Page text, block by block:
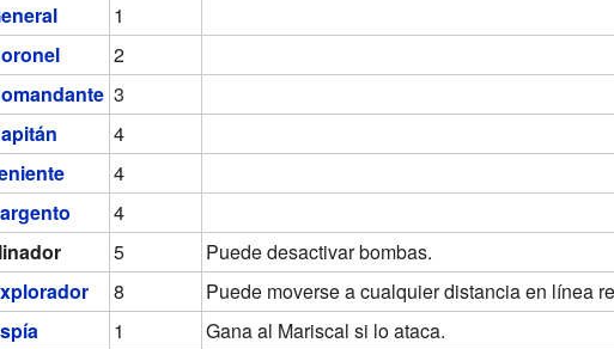
1
2
3
4
4
4
5
Puede desactivar bombas.
8
Puede moverse a cualquier distancia en línea
1
Gana al Mariscal si lo ataca.